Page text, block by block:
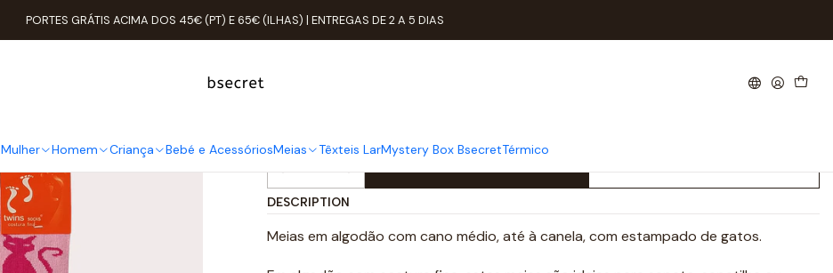
Mulher Homem Criança Bebé e AcessóriosMeias Têxteis LarMystery Box BsecretTérmico
PORTES GRÁTIS ACIMA DOS 45€ (PT) E 65€ (ILHAS) | ENTREGAS DE 2 A 5 DIAS
Meias Meias curtas / cano Pack 6 Meias de Algodão Tam: 23-26 Cano Médio Gatos
Pack 6 Meias de Algodão Tam: 23-26
Quantity
DESCRIPTION
Meias em algodão com cano médio, até à canela, com estampado de gatos.